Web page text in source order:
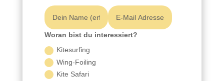
Woran bist du interessiert?
Kitesurfing
Wing-Foiling
Kite Safari